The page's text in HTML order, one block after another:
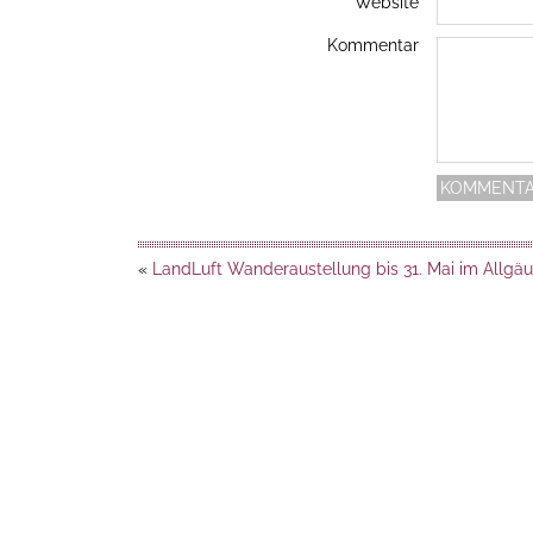
Kommentar
« LandLuft Wanderaustellung bis 31. Mai im Allgäu